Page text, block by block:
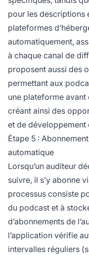
pour les descriptions
plateformes
automatiquement,
à chaque canal de
proposent aussi des
permettant aux
une plateforme
créant ainsi des
et de développement
Étape 5 :
automatique
Lorsqu’un auditeur
suivre, il s’y abonne
processus consiste
du podcast et à
d’abonnements de
l’application vérifie
intervalles réguliers